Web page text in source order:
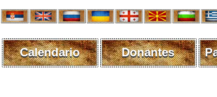
Calendario Donantes